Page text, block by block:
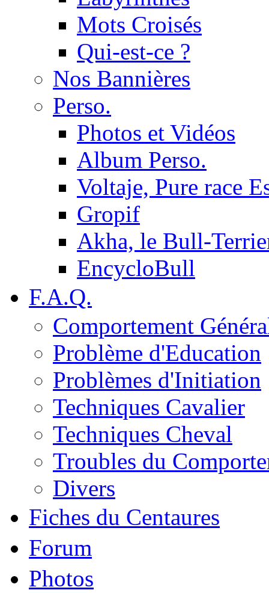
Mots Croisés
Qui-est-ce ?
Nos Bannières
Perso.
Photos et Vidéos
Album Perso.
Voltaje, Pure race
Gropif
Akha, le Bull-
EncycloBull
F.A.Q.
Comportement
Problème d'Education
Problèmes d'Initiation
Techniques Cavalier
Techniques Cheval
Troubles du
Divers
Fiches du Centaures
Forum
Photos